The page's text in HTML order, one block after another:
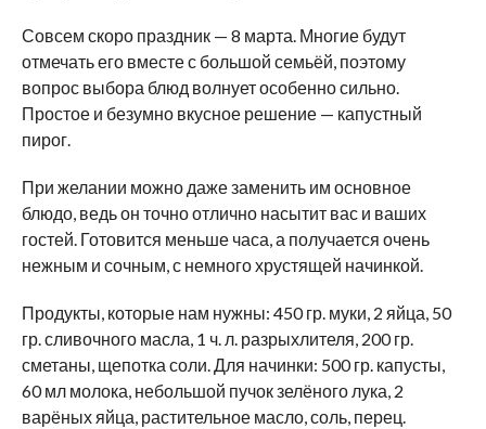
Совсем скоро праздник — 8 марта. Многие будут
отмечать его вместе с большой семьёй, поэтому
вопрос выбора блюд волнует особенно сильно.
Простое и безумно вкусное решение — капустный
пирог.
При желании можно даже заменить им основное
блюдо, ведь он точно отлично насытит вас и ваших
гостей. Готовится меньше часа, а получается очень
нежным и сочным, с немного хрустящей начинкой.
Продукты, которые нам нужны: 450 гр. муки, 2 яйца, 50
гр. сливочного масла, 1 ч. л. разрыхлителя, 200 гр.
сметаны, щепотка соли. Для начинки: 500 гр. капусты,
60 мл молока, небольшой пучок зелёного лука, 2
варёных яйца, растительное масло, соль, перец.